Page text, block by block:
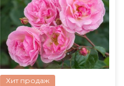
Хит продаж